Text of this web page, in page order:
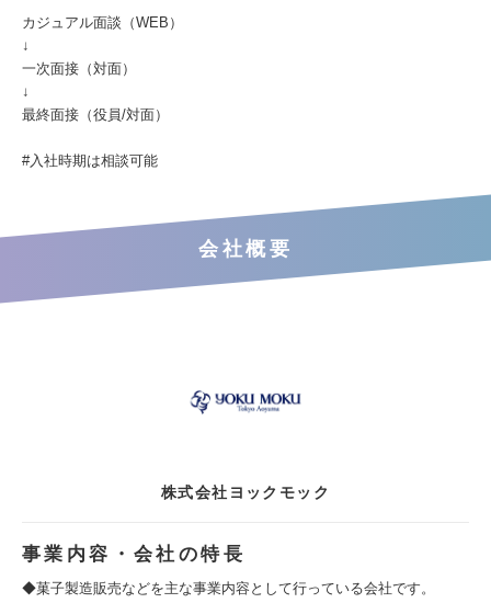
カジュアル面談（WEB）
↓
一次面接（対面）
↓
最終面接（役員/対面）
#入社時期は相談可能
会社概要
株式会社ヨックモック
事業内容・会社の特長
◆菓子製造販売などを主な事業内容として行っている会社です。